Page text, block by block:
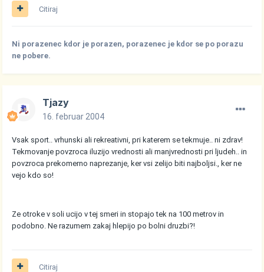
Citiraj
Ni porazenec kdor je porazen, porazenec je kdor se po porazu
ne pobere.
Tjazy
16. februar 2004
Vsak sport.. vrhunski ali rekreativni, pri katerem se tekmuje.. ni zdrav!
Tekmovanje povzroca iluzijo vrednosti ali manjvrednosti pri ljudeh.. in
povzroca prekomerno naprezanje, ker vsi zelijo biti najboljsi., ker ne
vejo kdo so!
Ze otroke v soli ucijo v tej smeri in stopajo tek na 100 metrov in
podobno. Ne razumem zakaj hlepijo po bolni druzbi?!
Citiraj